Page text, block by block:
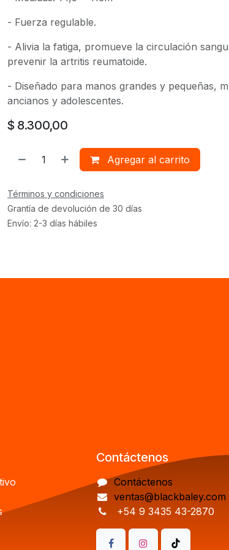
- Fuerza regulable.
- Alivia la fatiga, promueve la circulación
prevenir la artritis reumatoide.
- Diseñado para manos grandes y pequeñas,
ancianos y adolescentes.
$ 8.300,00
Agregar al carrito
Términos y condiciones
Grantía de devolución de 30 días
Envío: 2-3 días hábiles
Contáctenos
Contáctenos
ventas@blackbaley.com
+54 9 3435 43-2870